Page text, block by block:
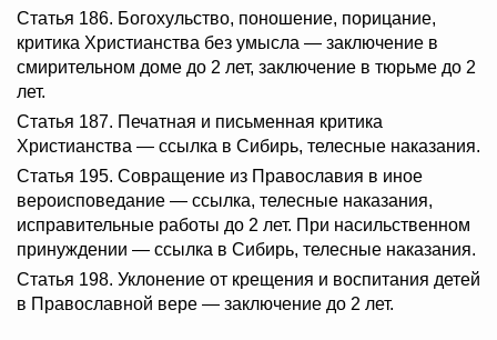
Статья 186. Богохульство, поношение, порицание,
критика Христианства без умысла — заключение в
смирительном доме до 2 лет, заключение в тюрьме до 2
лет.
Статья 187. Печатная и письменная критика
Христианства — ссылка в Сибирь, телесные наказания.
Статья 195. Совращение из Православия в иное
вероисповедание — ссылка, телесные наказания,
исправительные работы до 2 лет. При насильственном
принуждении — ссылка в Сибирь, телесные наказания.
Статья 198. Уклонение от крещения и воспитания детей
в Православной вере — заключение до 2 лет.